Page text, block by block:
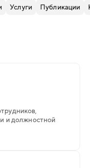
Услуги Публикации
и должностной